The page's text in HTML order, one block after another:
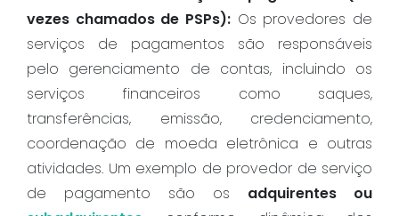
vezes chamados de PSPs): Os provedores de
serviços de pagamentos são responsáveis
pelo gerenciamento de contas, incluindo os
serviços financeiros como saques,
transferências, emissão, credenciamento,
coordenação de moeda eletrônica e outras
atividades. Um exemplo de provedor de serviço
de pagamento são os adquirentes ou